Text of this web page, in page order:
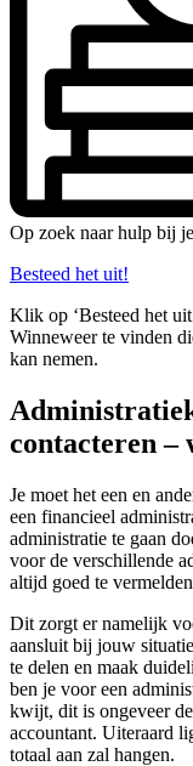
Op zoek naar hulp bij
Besteed het uit!
Klik op ‘Besteed het
Winneweer te vinden
kan nemen.
contacteren –
Je moet het een en
een financieel
administratie te gaan
voor de verschillende
altijd goed te
Dit zorgt er namelijk
aansluit bij jouw
te delen en maak
ben je voor een
kwijt, dit is ongeveer
accountant. Uiteraard
totaal aan zal hangen.